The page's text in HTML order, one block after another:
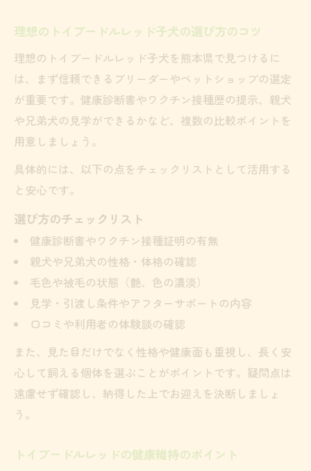
理想のトイプードルレッド子犬の選び方のコツ
理想のトイプードルレッド子犬を熊本県で見つけるに
は、まず信頼できるブリーダーやペットショップの選定
が重要です。健康診断書やワクチン接種歴の提示、親犬
や兄弟犬の見学ができるかなど、複数の比較ポイントを
用意しましょう。
具体的には、以下の点をチェックリストとして活用する
と安心です。
選び方のチェックリスト
健康診断書やワクチン接種証明の有無
親犬や兄弟犬の性格・体格の確認
毛色や被毛の状態（艶、色の濃淡）
見学・引渡し条件やアフターサポートの内容
口コミや利用者の体験談の確認
また、見た目だけでなく性格や健康面も重視し、長く安
心して飼える個体を選ぶことがポイントです。疑問点は
遠慮せず確認し、納得した上でお迎えを決断しましょ
う。
トイプードルレッドの健康維持のポイント